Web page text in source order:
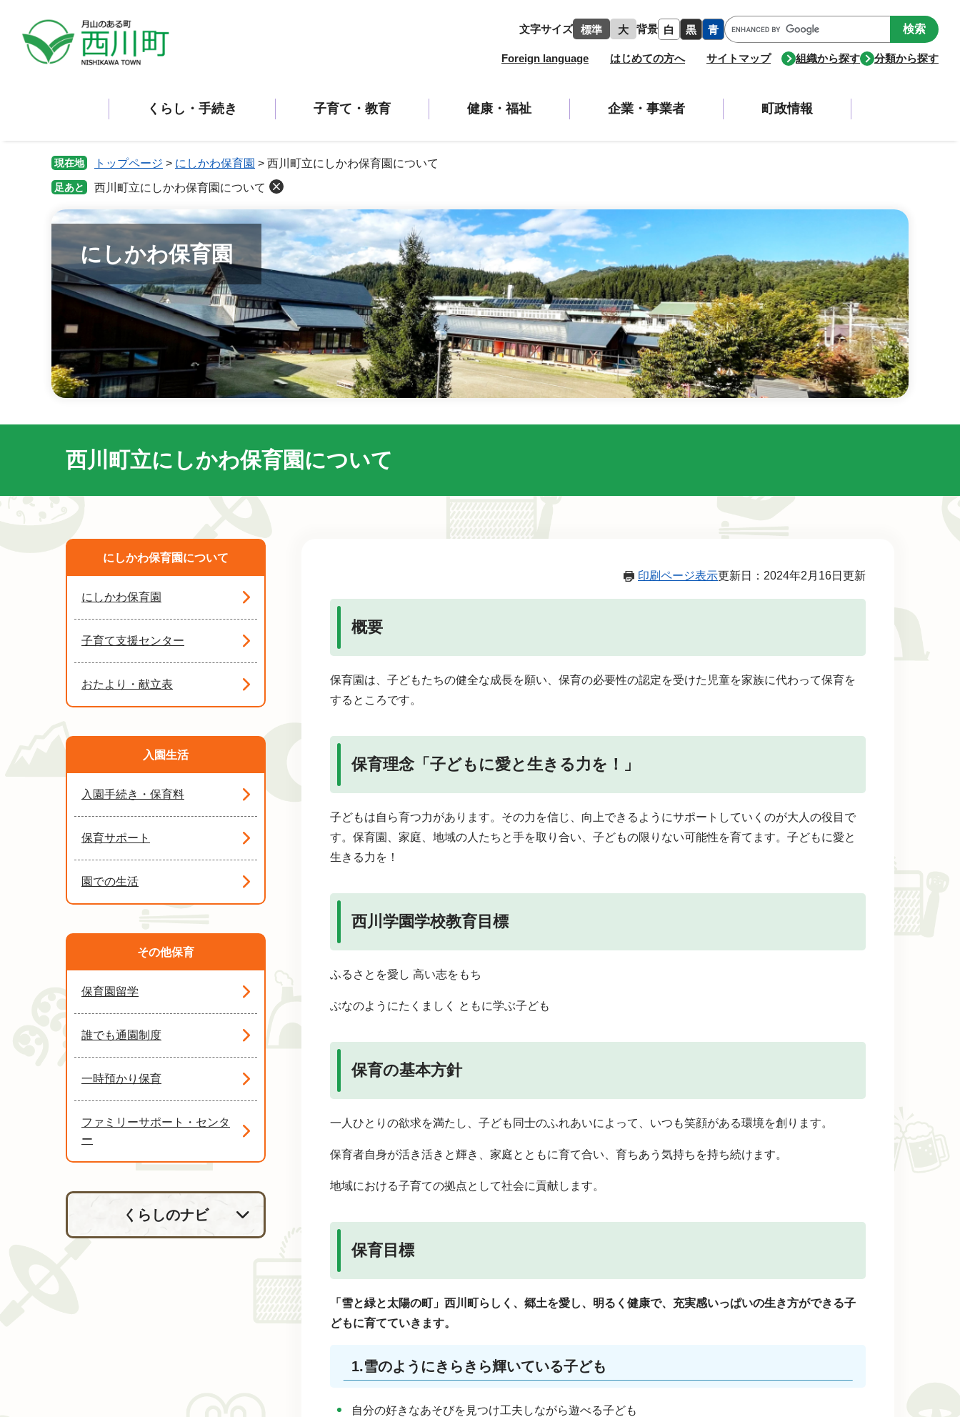
文字サイズ 標準 大 背景 白 黒 青
Google
カ
ス
Foreign language はじめての方へ サイトマップ 組織から探す 分類から探す
くらし・手続き 子育て・教育 健康・福祉 企業・事業者 町政情報
現在地 トップページ > にしかわ保育園 > 西川町立にしかわ保育園について
足あと 西川町立にしかわ保育園について
にしかわ保育園
西川町立にしかわ保育園について
印刷ページ表示更新日：2024年2月16日更新
概要
保育園は、子どもたちの健全な成長を願い、保育の必要性の認定を受けた児童を家族に代わって保育を
するところです。
保育理念「子どもに愛と生きる力を！」
子どもは自ら育つ力があります。その力を信じ、向上できるようにサポートしていくのが大人の役目で
す。保育園、家庭、地域の人たちと手を取り合い、子どもの限りない可能性を育てます。子どもに愛と
生きる力を！
西川学園学校教育目標
ふるさとを愛し 高い志をもち
ぶなのようにたくましく ともに学ぶ子ども
保育の基本方針
一人ひとりの欲求を満たし、子ども同士のふれあいによって、いつも笑顔がある環境を創ります。
保育者自身が活き活きと輝き、家庭とともに育て合い、育ちあう気持ちを持ち続けます。
地域における子育ての拠点として社会に貢献します。
保育目標
「雪と緑と太陽の町」西川町らしく、郷土を愛し、明るく健康で、充実感いっぱいの生き方ができる子
どもに育てていきます。
1.雪のようにきらきら輝いている子ども
自分の好きなあそびを見つけ工夫しながら遊べる子ども
にしかわ保育園について
にしかわ保育園
子育て支援センター
おたより・献立表
入園生活
入園手続き・保育料
保育サポート
園での生活
その他保育
保育園留学
誰でも通園制度
一時預かり保育
ファミリーサポート・センタ
ー
くらしのナビ